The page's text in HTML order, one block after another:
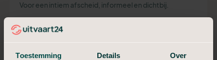
Toestemming Details Over
Voor een intiem afscheid, informeel en dichtbij.
€ 2.599,-